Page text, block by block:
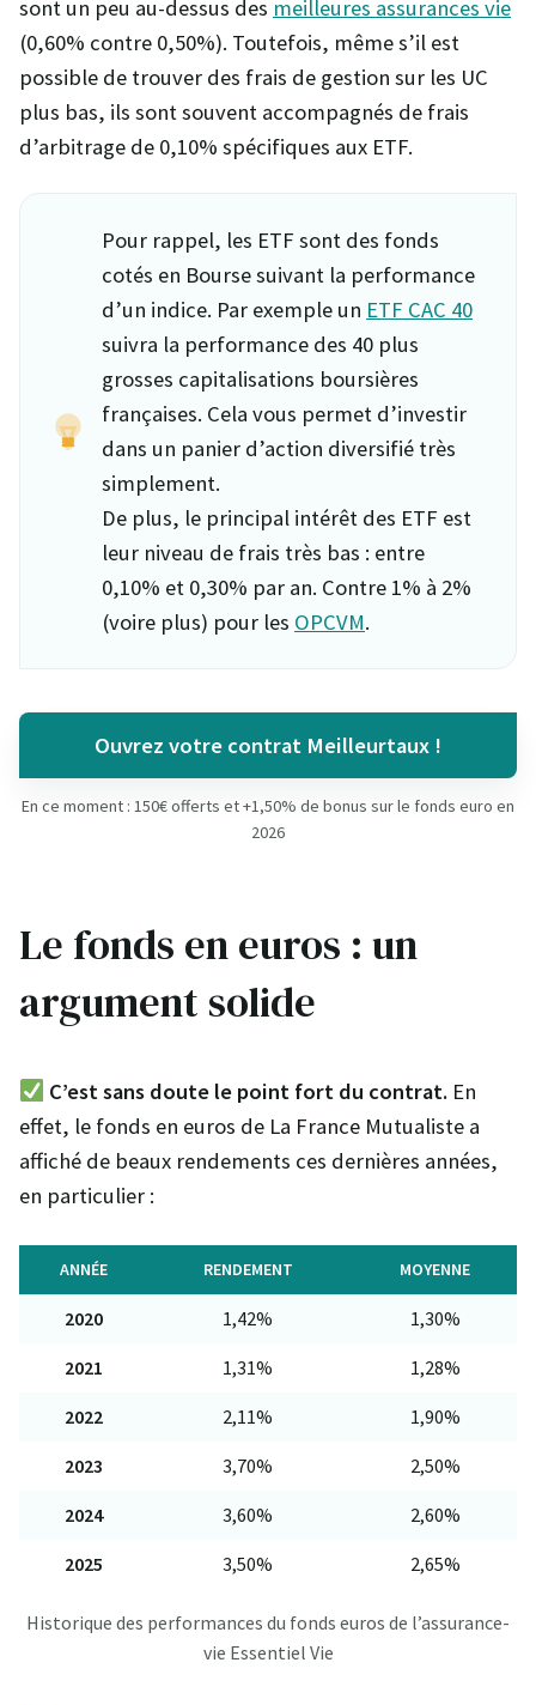
sont un peu au-dessus des meilleures assurances vie
(0,60% contre 0,50%). Toutefois, même s’il est
possible de trouver des frais de gestion sur les UC
plus bas, ils sont souvent accompagnés de frais
d’arbitrage de 0,10% spécifiques aux ETF.
Pour rappel, les ETF sont des fonds
cotés en Bourse suivant la performance
d’un indice. Par exemple un ETF CAC 40
suivra la performance des 40 plus
grosses capitalisations boursières
françaises. Cela vous permet d’investir
dans un panier d’action diversifié très
simplement.
De plus, le principal intérêt des ETF est
leur niveau de frais très bas : entre
0,10% et 0,30% par an. Contre 1% à 2%
(voire plus) pour les OPCVM.
Ouvrez votre contrat Meilleurtaux !
En ce moment : 150€ offerts et +1,50% de bonus sur le fonds euro en
2026
Le fonds en euros : un
argument solide
C’est sans doute le point fort du contrat. En
effet, le fonds en euros de La France Mutualiste a
affiché de beaux rendements ces dernières années,
en particulier :
ANNÉE RENDEMENT MOYENNE
2020 1,42% 1,30%
2021 1,31% 1,28%
2022 2,11% 1,90%
2023 3,70% 2,50%
2024 3,60% 2,60%
2025 3,50% 2,65%
Historique des performances du fonds euros de l’assurance-
vie Essentiel Vie